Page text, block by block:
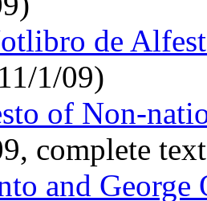
de
1/09)
of Non-
complete
and George